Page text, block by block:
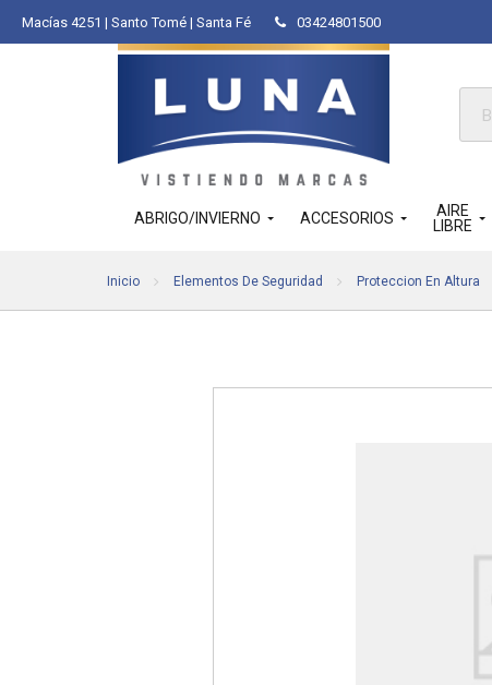
Macías 4251 | Santo Tomé | Santa Fé 03424801500
ABRIGO/INVIERNO ACCESORIOS
AIRE
LIBRE
Inicio Elementos De Seguridad Proteccion En Altura